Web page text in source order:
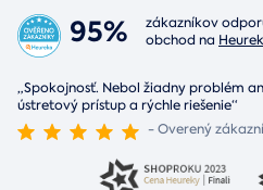
95%
zákazníkov
obchod na
„Spokojnosť. Nebol žiadny problém
ústretový prístup a rýchle riešenie“
- Overený